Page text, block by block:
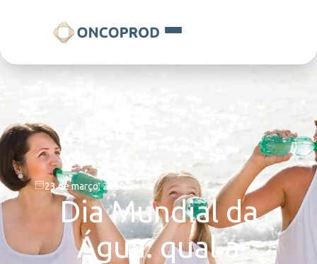
23 de março, 2020
Dia Mundial da
Água: qual a